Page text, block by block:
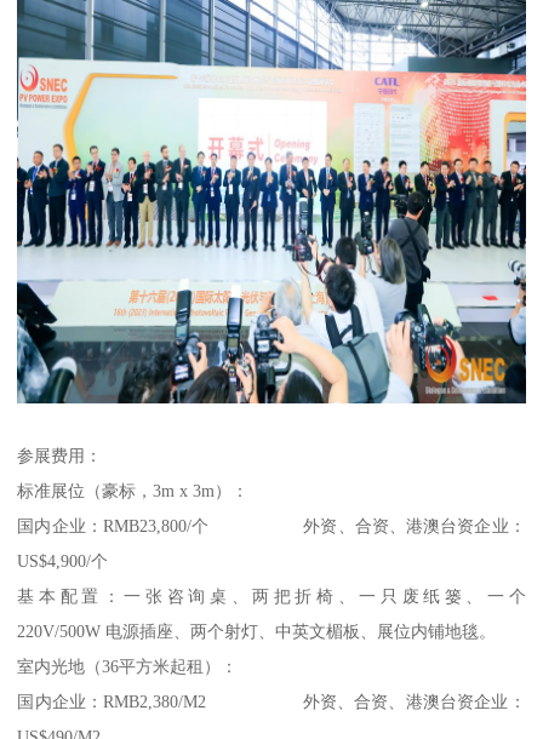
参展费用：
标准展位（豪标，3m x 3m）：
国内企业：RMB23,800/个 外资、合资、港澳台资企业：
US$4,900/个
基本配置：一张咨询桌、两把折椅、一只废纸篓、一个
220V/500W 电源插座、两个射灯、中英文楣板、展位内铺地毯。
室内光地（36平方米起租）：
国内企业：RMB2,380/M2 外资、合资、港澳台资企业：